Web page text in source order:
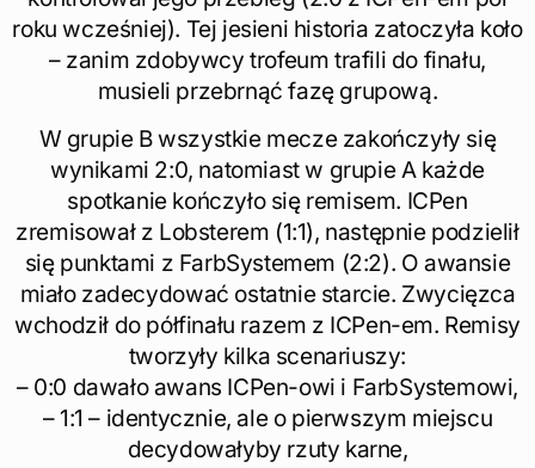
roku wcześniej). Tej jesieni historia zatoczyła koło
– zanim zdobywcy trofeum trafili do finału,
musieli przebrnąć fazę grupową.
W grupie B wszystkie mecze zakończyły się
wynikami 2:0, natomiast w grupie A każde
spotkanie kończyło się remisem. ICPen
zremisował z Lobsterem (1:1), następnie podzielił
się punktami z FarbSystemem (2:2). O awansie
miało zadecydować ostatnie starcie. Zwycięzca
wchodził do półfinału razem z ICPen-em. Remisy
tworzyły kilka scenariuszy:
– 0:0 dawało awans ICPen-owi i FarbSystemowi,
– 1:1 – identycznie, ale o pierwszym miejscu
decydowałyby rzuty karne,